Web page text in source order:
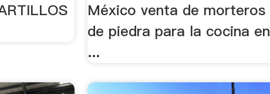
México venta de morteros
de piedra para la cocina en
...